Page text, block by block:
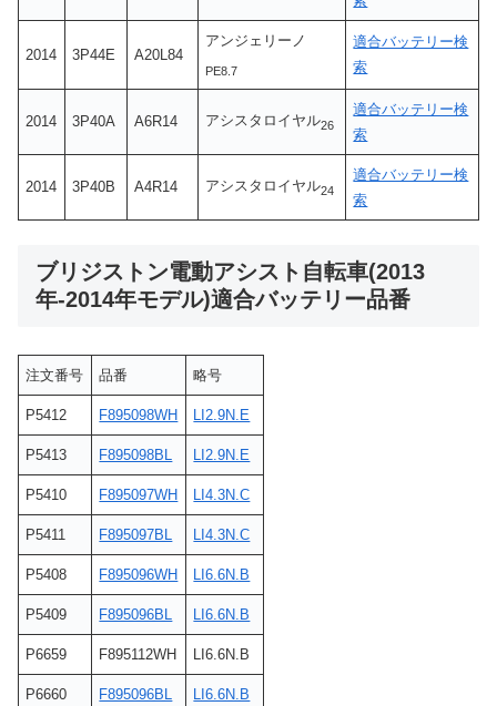
2014 3P44E A20L84
アンジェリーノ
PE8.7
適合バッテリー検
索
2014 3P40A A6R14 アシスタロイヤル26
適合バッテリー検
索
2014 3P40B A4R14 アシスタロイヤル24
適合バッテリー検
索
ブリジストン電動アシスト自転車(2013
年-2014年モデル)適合バッテリー品番
注文番号 品番 略号
P5412 F895098WH LI2.9N.E
P5413 F895098BL LI2.9N.E
P5410 F895097WH LI4.3N.C
P5411 F895097BL LI4.3N.C
P5408 F895096WH LI6.6N.B
P5409 F895096BL LI6.6N.B
P6659 F895112WH LI6.6N.B
P6660 F895096BL LI6.6N.B